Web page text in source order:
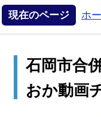
現在のページ ホ
石岡市合
おか動画